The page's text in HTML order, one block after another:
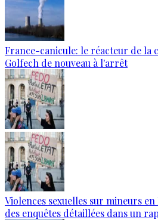
France-canicule: le réacteur de la
Golfech de nouveau à l'arrêt
Violences sexuelles sur mineurs
des enquêtes détaillées dans un